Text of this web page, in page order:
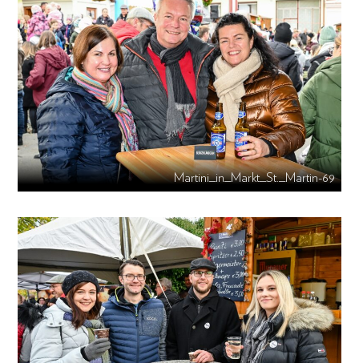
Martini_in_Markt_St._Martin-69